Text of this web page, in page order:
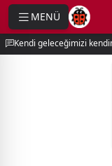
MENÜ
Kendi geleceğimizi
menu